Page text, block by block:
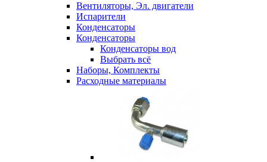
Вентиляторы, Эл. двигатели
Испарители
Конденсаторы
Конденсаторы
Конденсаторы вод
Выбрать всё
Наборы, Комплекты
Расходные материалы